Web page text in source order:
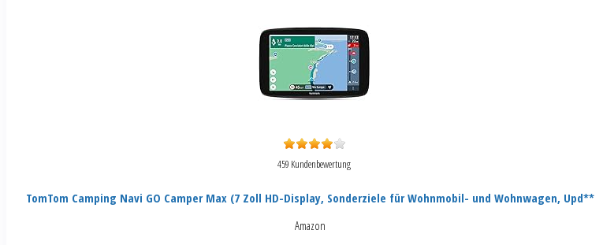
459 Kundenbewertung
TomTom Camping Navi GO Camper Max (7 Zoll HD-Display, Sonderziele für Wohnmobil- und Wohnwagen, Upd**
Amazon